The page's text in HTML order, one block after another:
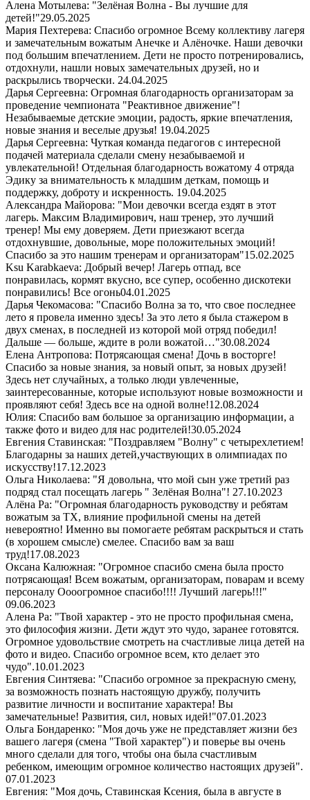
Алена Мотылева: "Зелёная Волна - Вы лучшие для
детей!"29.05.2025
Мария Пехтерева: Спасибо огромное Всему коллективу лагеря
и замечательным вожатым Анечке и Алёночке. Наши девочки
под большим впечатлением. Дети не просто потренировались,
отдохнули, нашли новых замечательных друзей, но и
раскрылись творчески. 24.04.2025
Дарья Сергеевна: Огромная благодарность организаторам за
проведение чемпионата "Реактивное движение"!
Незабываемые детские эмоции, радость, яркие впечатления,
новые знания и веселые друзья! 19.04.2025
Дарья Сергеевна: Чуткая команда педагогов с интересной
подачей материала сделали смену незабываемой и
увлекательной! Отдельная благодарность вожатому 4 отряда
Эдику за внимательность к младшим деткам, помощь и
поддержку, доброту и искренность. 19.04.2025
Александра Майорова: "Мои девочки всегда ездят в этот
лагерь. Максим Владимирович, наш тренер, это лучший
тренер! Мы ему доверяем. Дети приезжают всегда
отдохнувшие, довольные, море положительных эмоций!
Спасибо за это нашим тренерам и организаторам"15.02.2025
Ksu Karabkaeva: Добрый вечер! Лагерь отпад, все
понравилась, кормят вкусно, все супер, особенно дискотеки
понравились! Все огонь04.01.2025
Дарья Чекомасова: "Спасибо Волна за то, что свое последнее
лето я провела именно здесь! За это лето я была стажером в
двух сменах, в последней из которой мой отряд победил!
Дальше — больше, ждите в роли вожатой…"30.08.2024
Елена Антропова: Потрясающая смена! Дочь в восторге!
Спасибо за новые знания, за новый опыт, за новых друзей!
Здесь нет случайных, а только люди увлеченные,
заинтересованные, которые используют новые возможности и
проявляют себя! Здесь все на одной волне!12.08.2024
Юлия: Спасибо вам большое за организацию информации, а
также фото и видео для нас родителей!30.05.2024
Евгения Ставинская: "Поздравляем "Волну" с четырехлетием!
Благодарны за наших детей,участвующих в олимпиадах по
искусству!17.12.2023
Ольга Николаева: "Я довольна, что мой сын уже третий раз
подряд стал посещать лагерь " Зелёная Волна"! 27.10.2023
Алёна Ра: "Огромная благодарность руководству и ребятам
вожатым за ТХ, влияние профильной смены на детей
невероятно! Именно вы помогаете ребятам раскрыться и стать
(в хорошем смысле) смелее. Спасибо вам за ваш
труд!17.08.2023
Оксана Калюжная: "Огромное спасибо смена была просто
потрясающая! Всем вожатым, организаторам, поварам и всему
персоналу Оооогромное спасибо!!!! Лучший лагерь!!!"
09.06.2023
Алена Ра: "Твой характер - это не просто профильная смена,
это философия жизни. Дети ждут это чудо, заранее готовятся.
Огромное удовольствие смотреть на счастливые лица детей на
фото и видео. Спасибо огромное всем, кто делает это
чудо".10.01.2023
Евгения Синтяева: "Спасибо огромное за прекрасную смену,
за возможность познать настоящую дружбу, получить
развитие личности и воспитание характера! Вы
замечательные! Развития, сил, новых идей!"07.01.2023
Ольга Бондаренко: "Моя дочь уже не представляет жизни без
вашего лагеря (смена "Твой характер") и поверье вы очень
много сделали для того, чтобы она была счастливым
ребенком, имеющим огромное количество настоящих друзей".
07.01.2023
Евгения: "Моя дочь, Ставинская Ксения, была в августе в